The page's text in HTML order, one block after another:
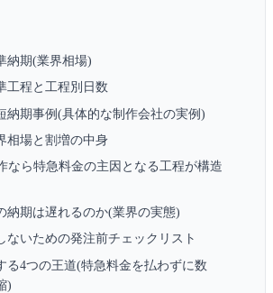
納期(業界相場)
工程と工程別日数
納期事例(具体的な制作会社の実例)
相場と割増の中身
なら特急料金の主因となる工程が構造
納期は遅れるのか(業界の実態)
ないための発注前チェックリスト
る4つの王道(特急料金を払わずに数
)